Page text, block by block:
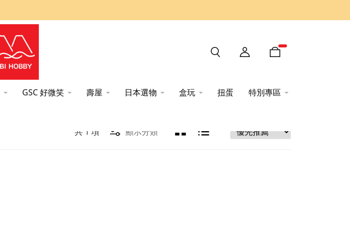
GSC 好微笑 壽屋 日本選物 盒玩 扭蛋 特別專區
共 1 項 顯示分類